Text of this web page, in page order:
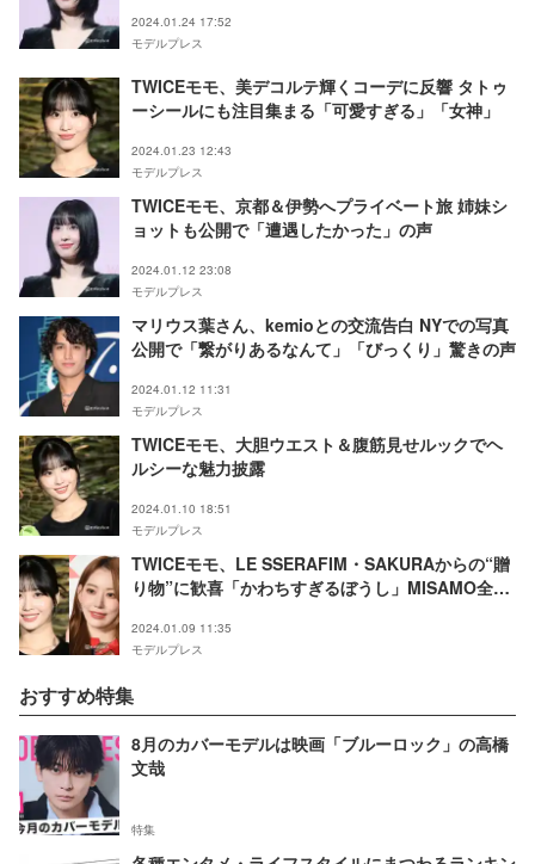
2024.01.24 17:52
モデルプレス
TWICEモモ、美デコルテ輝くコーデに反響 タトゥ
ーシールにも注目集まる「可愛すぎる」「女神」
2024.01.23 12:43
モデルプレス
TWICEモモ、京都＆伊勢へプライベート旅 姉妹シ
ョットも公開で「遭遇したかった」の声
2024.01.12 23:08
モデルプレス
マリウス葉さん、kemioとの交流告白 NYでの写真
公開で「繋がりあるなんて」「びっくり」驚きの声
2024.01.12 11:31
モデルプレス
TWICEモモ、大胆ウエスト＆腹筋見せルックでヘ
ルシーな魅力披露
2024.01.10 18:51
モデルプレス
TWICEモモ、LE SSERAFIM・SAKURAからの“贈
り物”に歓喜「かわちすぎるぼうし」MISAMO全員
2024.01.09 11:35
モデルプレス
おすすめ特集
8月のカバーモデルは映画「ブルーロック」の高橋
文哉
特集